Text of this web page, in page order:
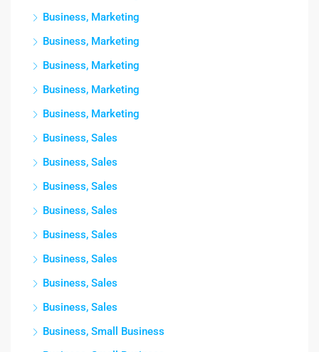
Business, Marketing
Business, Marketing
Business, Marketing
Business, Marketing
Business, Marketing
Business, Sales
Business, Sales
Business, Sales
Business, Sales
Business, Sales
Business, Sales
Business, Sales
Business, Sales
Business, Small Business